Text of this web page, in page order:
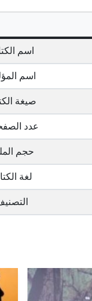
اسم
اسم
صيغة
عدد
حجم
لغة